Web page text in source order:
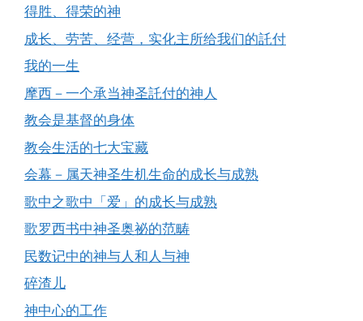
得胜、得荣的神
成长、劳苦、经营，实化主所给我们的託付
我的一生
摩西－一个承当神圣託付的神人
教会是基督的身体
教会生活的七大宝藏
会幕－属天神圣生机生命的成长与成熟
歌中之歌中「爱」的成长与成熟
歌罗西书中神圣奥祕的范畴
民数记中的神与人和人与神
碎渣儿
神中心的工作